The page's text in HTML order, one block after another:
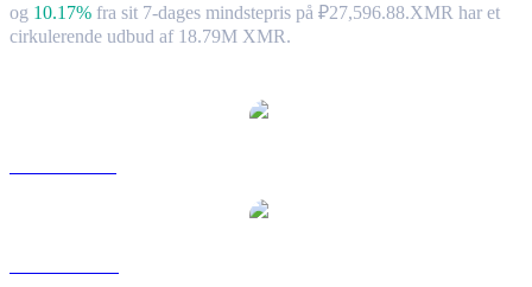
og 10.17% fra sit 7-dages mindstepris på ₽27,596.88.XMR har et
cirkulerende udbud af 18.79M XMR.